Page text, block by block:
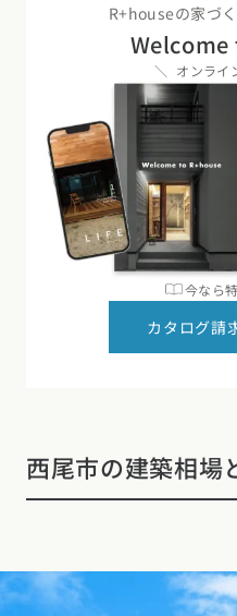
R+houseの家づ
Welcome
オンライ
今なら
カタログ請
西尾市の建築相場